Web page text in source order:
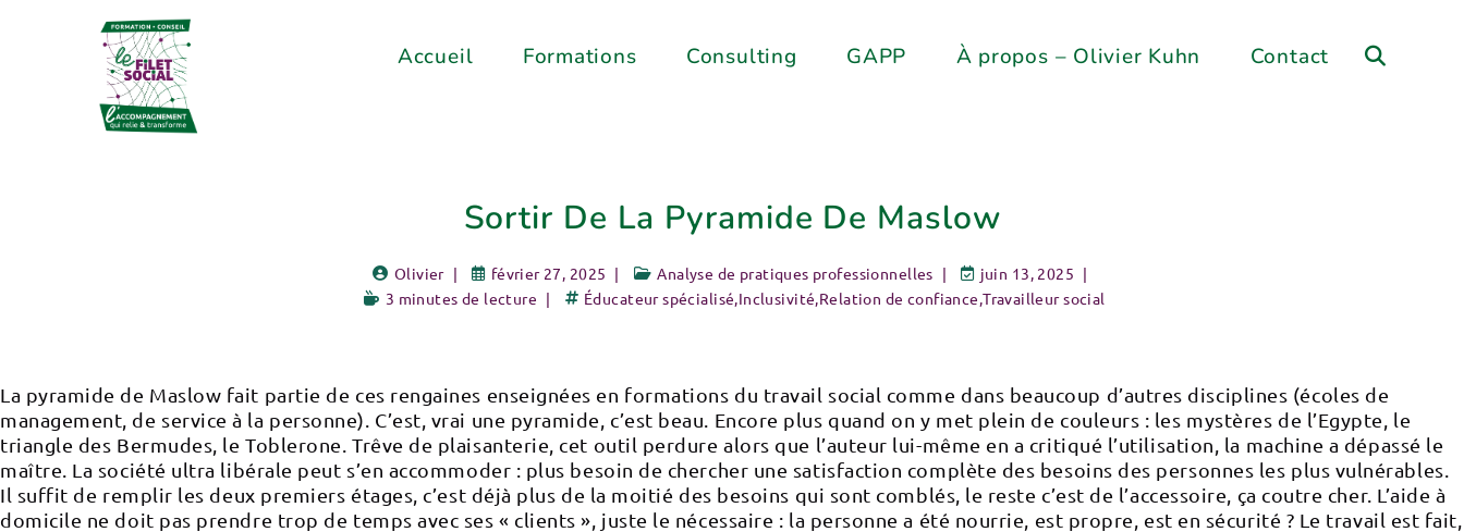
Accueil Formations Consulting GAPP À propos – Olivier Kuhn Contact
Sortir De La Pyramide De Maslow
Olivier février 27, 2025 Analyse de pratiques professionnelles
juin 13, 2025
3 minutes de lecture
Éducateur spécialisé,Inclusivité,Relation de confiance,Travailleur social
La pyramide de Maslow fait partie de ces rengaines enseignées en formations du travail social comme dans beaucoup d’autres disciplines (écoles de
management, de service à la personne). C’est, vrai une pyramide, c’est beau. Encore plus quand on y met plein de couleurs : les mystères de l’Egypte, le
triangle des Bermudes, le Toblerone. Trêve de plaisanterie, cet outil perdure alors que l’auteur lui-même en a critiqué l’utilisation, la machine a dépassé le
maître. La société ultra libérale peut s’en accommoder : plus besoin de chercher une satisfaction complète des besoins des personnes les plus vulnérables.
Il suffit de remplir les deux premiers étages, c’est déjà plus de la moitié des besoins qui sont comblés, le reste c’est de l’accessoire, ça coutre cher. L’aide à
domicile ne doit pas prendre trop de temps avec ses « clients », juste le nécessaire : la personne a été nourrie, est propre, est en sécurité ? Le travail est fait,